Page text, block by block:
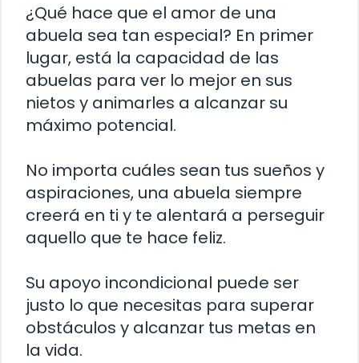
¿Qué hace que el amor de una
abuela sea tan especial? En primer
lugar, está la capacidad de las
abuelas para ver lo mejor en sus
nietos y animarles a alcanzar su
máximo potencial.
No importa cuáles sean tus sueños y
aspiraciones, una abuela siempre
creerá en ti y te alentará a perseguir
aquello que te hace feliz.
Su apoyo incondicional puede ser
justo lo que necesitas para superar
obstáculos y alcanzar tus metas en
la vida.